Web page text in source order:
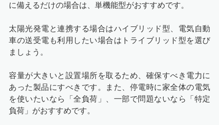
に備えるだけの場合は、単機能型がおすすめです。
太陽光発電と連携する場合はハイブリッド型、電気自動
車の送受電も利用したい場合はトライブリッド型を選び
ましょう。
容量が大きいと設置場所を取るため、確保すべき電力に
あった製品にすべきです。また、停電時に家全体の電気
を使いたいなら「全負荷」、一部で問題ないなら「特定
負荷」がおすすめです。